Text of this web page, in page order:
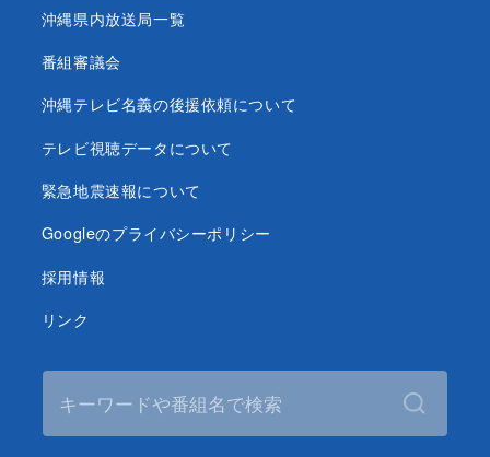
沖縄県内放送局一覧
番組審議会
沖縄テレビ名義の後援依頼について
テレビ視聴データについて
緊急地震速報について
Googleのプライバシーポリシー
採用情報
リンク